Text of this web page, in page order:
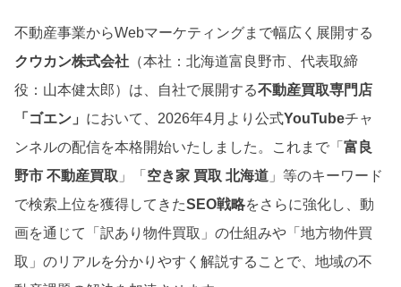
不動産事業からWebマーケティングまで幅広く展開する
クウカン株式会社 （本社：北海道富良野市、代表取締
役：山本健太郎）は、自社で展開する不動産買取専門店
「ゴエン」 において、2026年4月より公式YouTubeチャ
ンネルの配信を本格開始いたしました。これまで「富良
野市 不動産買取 」「 空き家 買取 北海道 」等のキーワード
で検索上位を獲得してきたSEO戦略をさらに強化し、動
画を通じて「訳あり物件買取」の仕組みや「地方物件買
取」のリアルを分かりやすく解説することで、地域の不